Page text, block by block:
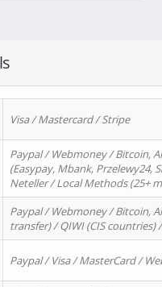
Visa / Mastercard / Stripe
Paypal / Webmoney / Bitcoin,
(Easypay, Mbank, Przelewy24,
Neteller / Local Methods (25+
Paypal / Webmoney / Bitcoin,
transfer) / QIWI (CIS
Paypal / Visa / MasterCard /